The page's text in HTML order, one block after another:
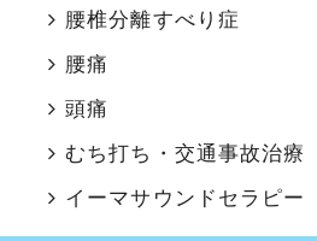
腰椎分離すべり症
腰痛
頭痛
むち打ち・交通事故治療
イーマサウンドセラピー